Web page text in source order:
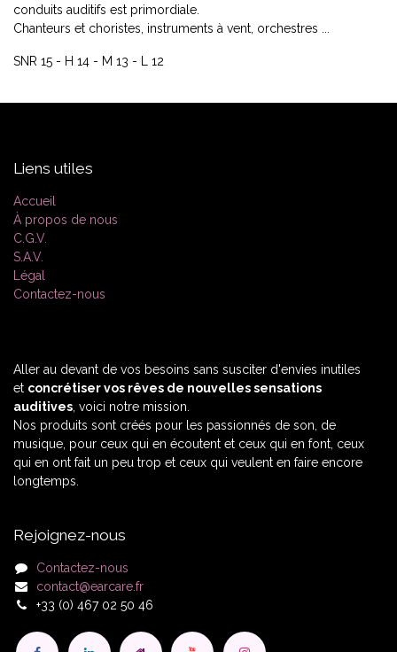
conduits auditifs est primordiale.
Chanteurs et choristes, instruments à vent, orchestres ...
SNR 15 - H 14 - M 13 - L 12
Liens utiles
Accueil
À propos de nous
C.G.V.
S.A.V.
Légal
Contactez-nous
Aller au devant de vos besoins sans susciter d'envies inutiles
et concrétiser vos rêves de nouvelles sensations
auditives , voici notre mission.
Nos produits sont créés pour les passionnés de son, de
musique, pour ceux qui en écoutent et ceux qui en font, ceux
qui en ont fait un peu trop et ceux qui veulent en faire encore
longtemps.
Rejoignez-nous
Contactez-nous
contact@earcare.fr
+33 (0) 467 02 50 46